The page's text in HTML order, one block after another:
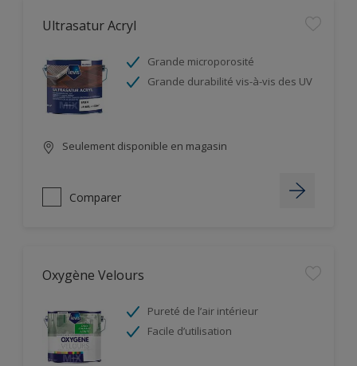
Ultrasatur Acryl
Grande microporosité
Grande durabilité vis-à-vis des UV
Seulement disponible en magasin
Comparer
Oxygène Velours
Pureté de l’air intérieur
Facile d’utilisation